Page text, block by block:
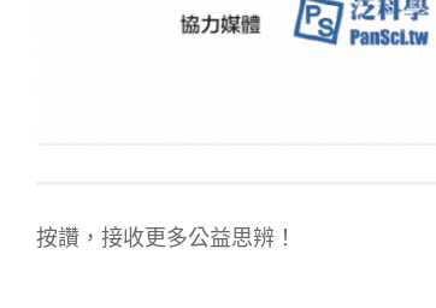
按讚，接收更多公益思辨！